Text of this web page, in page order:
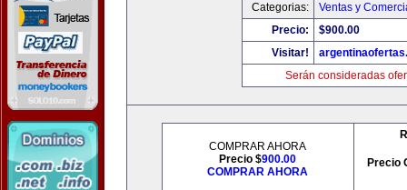
Categorias:
Ventas y
Precio:
$900.00
Visitar!
Serán consideradas
COMPRAR AHORA
Precio $900.00
COMPRAR AHORA
Precio